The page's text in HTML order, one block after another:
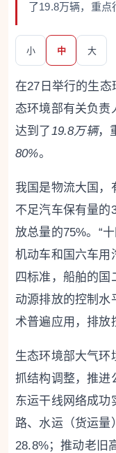
了19.8万辆，重点
小 中 大
在27日举行的生
态环境部有关负责
达到了19.8万辆，
80%。
我国是物流大国，
不足汽车保有量的
放总量的75%。“
机动车和国六车用
四标准，船舶的国
动源排放的控制水
术普遍应用，排放
生态环境部大气环
抓结构调整，推进
东运干线网络成功
路、水运（货运量
28.8%；推动老旧